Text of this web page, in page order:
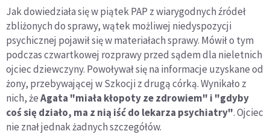
Jak dowiedziała się w piątek PAP z wiarygodnych źródeł
zbliżonych do sprawy, wątek możliwej niedyspozycji
psychicznej pojawił się w materiałach sprawy. Mówił o tym
podczas czwartkowej rozprawy przed sądem dla nieletnich
ojciec dziewczyny. Powoływał się na informacje uzyskane od
żony, przebywającej w Szkocji z drugą córką. Wynikało z
nich, żeAgata "miała kłopoty ze zdrowiem" i "gdyby
coś się działo, ma z nią iść do lekarza psychiatry". Ojciec
nie znał jednak żadnych szczegółów.